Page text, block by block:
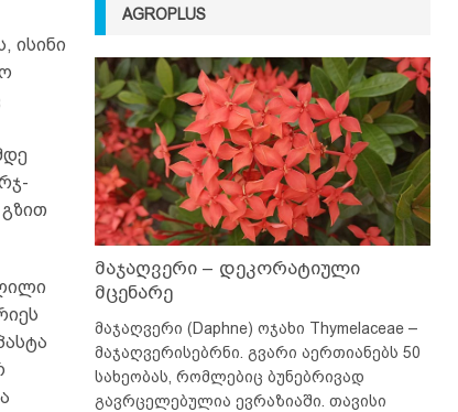
ისინი
AGROPLUS
მაჯაღვერი – დეკორატიული
მცენარე
მაჯაღვერი (Daphne) ოჯახი Thymelaceae –
მაჯაღვერისებრნი. გვარი აერთიანებს 50
სახეობას, რომლებიც ბუნებრივად
გავრცელებულია ევრაზიაში. თავისი